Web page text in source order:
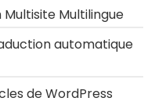
Multilingue
automatique
de WordPress